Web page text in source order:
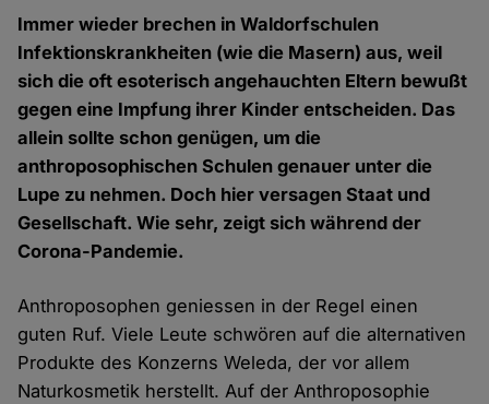
Immer wieder brechen in Waldorfschulen
Infektionskrankheiten (wie die Masern) aus, weil
sich die oft esoterisch angehauchten Eltern bewußt
gegen eine Impfung ihrer Kinder entscheiden. Das
allein sollte schon genügen, um die
anthroposophischen Schulen genauer unter die
Lupe zu nehmen. Doch hier versagen Staat und
Gesellschaft. Wie sehr, zeigt sich während der
Corona-Pandemie.
Anthroposophen geniessen in der Regel einen
guten Ruf. Viele Leute schwören auf die alternativen
Produkte des Konzerns Weleda, der vor allem
Naturkosmetik herstellt. Auf der Anthroposophie